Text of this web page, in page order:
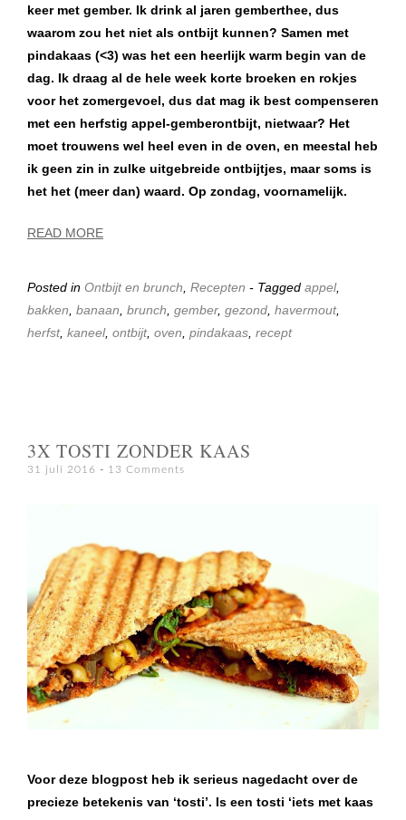
keer met gember. Ik drink al jaren gemberthee, dus
waarom zou het niet als ontbijt kunnen? Samen met
pindakaas (<3) was het een heerlijk warm begin van de
dag. Ik draag al de hele week korte broeken en rokjes
voor het zomergevoel, dus dat mag ik best compenseren
met een herfstig appel-gemberontbijt, nietwaar? Het
moet trouwens wel heel even in de oven, en meestal heb
ik geen zin in zulke uitgebreide ontbijtjes, maar soms is
het het (meer dan) waard. Op zondag, voornamelijk.
READ MORE
Posted in Ontbijt en brunch, Recepten - Tagged appel,
bakken, banaan, brunch, gember, gezond, havermout,
herfst, kaneel, ontbijt, oven, pindakaas, recept
3X TOSTI ZONDER KAAS
31 juli 2016 13 Comments
Voor deze blogpost heb ik serieus nagedacht over de
precieze betekenis van ‘tosti’. Is een tosti ‘iets met kaas